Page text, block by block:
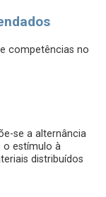
competências no
se a alternância
o estímulo à
distribuídos